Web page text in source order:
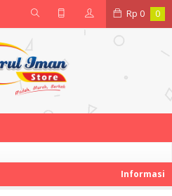
Rp 0 0